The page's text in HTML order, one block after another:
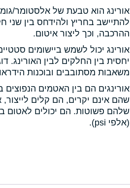
אורינג הוא טבעת של אלסטומר/
להתיישב בחריץ ולהידחס בין שני
ההרכבה, וכך ליצור איטום.
אורינג יכול לשמש ביישומים
יחסית בין החלקים לבין האורינג.
משאבות מסתובבים ובוכנות
אורינגים הם בין האטמים הנפוצים
שהם אינם יקרים, הם קלים לייצור,
שלהם פשוטות. הם יכולים
(אלפי psi).